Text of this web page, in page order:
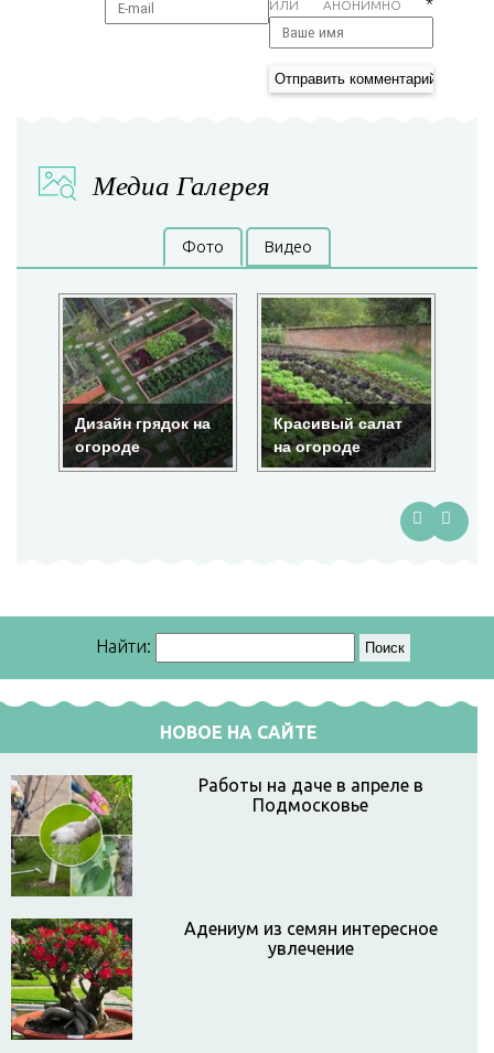
ИЛИ АНОНИМНО *
Медиа Галерея
Фото Видео
Дизайн грядок на
огороде
Красивый салат
на огороде
Найти:
НОВОЕ НА САЙТЕ
Работы на даче в апреле в
Подмосковье
Адениум из семян интересное
увлечение